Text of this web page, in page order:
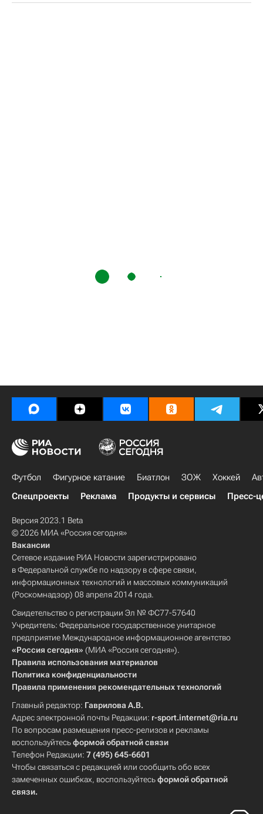
Футбол Фигурное катание Биатлон ЗОЖ Хоккей
Спецпроекты
Реклама Продукты и сервисы Пресс-
Версия 2023.1 Beta
© 2026 МИА «Россия сегодня»
Вакансии
Сетевое издание РИА Новости зарегистрировано
в Федеральной службе по надзору в сфере связи,
информационных технологий и массовых коммуникаций
(Роскомнадзор) 08 апреля 2014 года.
Свидетельство о регистрации Эл № ФС77-57640
Учредитель: Федеральное государственное унитарное
предприятие Международное информационное агентство
«Россия сегодня» (МИА «Россия сегодня»).
Правила использования материалов
Политика конфиденциальности
Правила применения рекомендательных технологий
Главный редактор: Гаврилова А.В.
Адрес электронной почты Редакции: r-sport.internet@ria.ru
По вопросам размещения пресс-релизов и рекламы
воспользуйтесьформой обратной связи
Телефон Редакции: 7 (495) 645-6601
Чтобы связаться с редакцией или сообщить обо всех
замеченных ошибках, воспользуйтесьформой обратной
связи.